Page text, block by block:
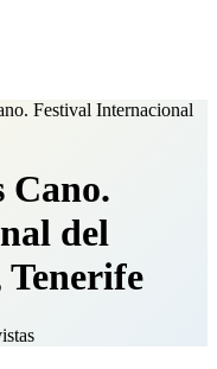
Festival Internacional
Cano.
del
Tenerife